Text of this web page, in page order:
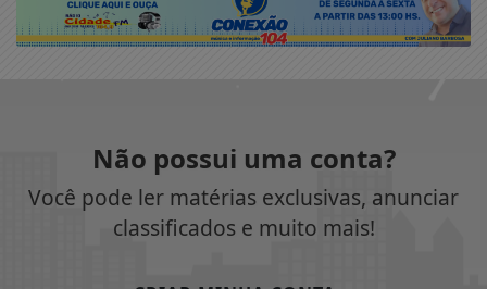
Não possui uma conta?
Você pode ler matérias exclusivas, anunciar
classificados e muito mais!